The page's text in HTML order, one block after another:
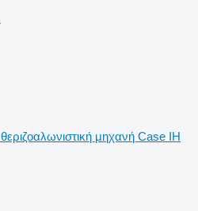
θεριζοαλωνιστική μηχανή Case IH